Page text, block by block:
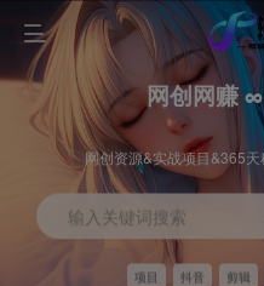
网创网赚
网创资源&实战项目&365
输入关键词搜索
项目 抖音 剪辑